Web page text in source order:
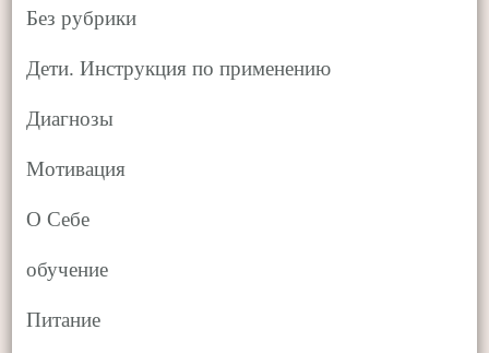
Без рубрики
Дети. Инструкция по применению
Диагнозы
Мотивация
О Себе
обучение
Питание